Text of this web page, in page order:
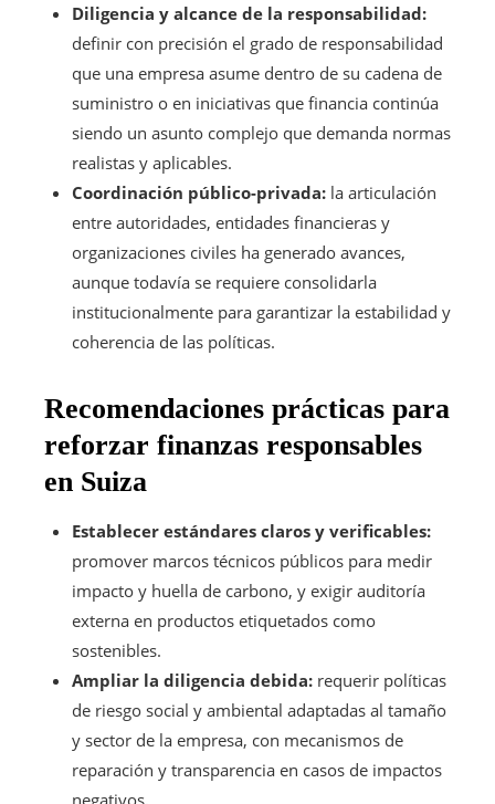
Diligencia y alcance de la responsabilidad:
definir con precisión el grado de responsabilidad
que una empresa asume dentro de su cadena de
suministro o en iniciativas que financia continúa
siendo un asunto complejo que demanda normas
realistas y aplicables.
Coordinación público-privada: la articulación
entre autoridades, entidades financieras y
organizaciones civiles ha generado avances,
aunque todavía se requiere consolidarla
institucionalmente para garantizar la estabilidad y
coherencia de las políticas.
Recomendaciones prácticas para
reforzar finanzas responsables
en Suiza
Establecer estándares claros y verificables:
promover marcos técnicos públicos para medir
impacto y huella de carbono, y exigir auditoría
externa en productos etiquetados como
sostenibles.
Ampliar la diligencia debida: requerir políticas
de riesgo social y ambiental adaptadas al tamaño
y sector de la empresa, con mecanismos de
reparación y transparencia en casos de impactos
negativos.